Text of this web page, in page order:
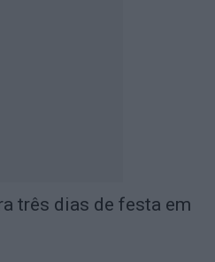
três dias de festa em